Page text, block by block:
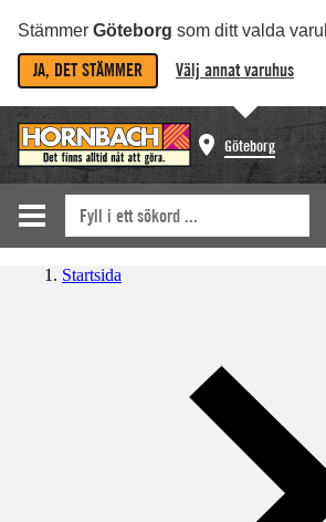
Stämmer Göteborg som ditt valda
JA, DET STÄMMER Välj annat varuhus
Göteborg
Startsida